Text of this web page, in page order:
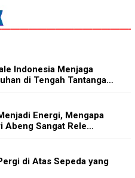
Indonesia Menjaga
di Tengah Tantanga…
Energi, Mengapa
Abeng Sangat Rele…
di Atas Sepeda yang